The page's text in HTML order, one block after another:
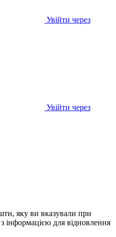
Увійти через
Увійти через
яку ви вказували при
інформацією для відновлення